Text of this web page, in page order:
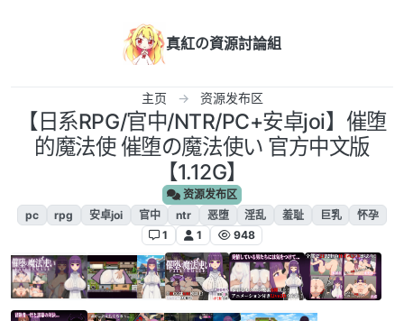
真紅の資源討論組
主页 资源发布区
【日系RPG/官中/NTR/PC+安卓joi】催堕
的魔法使 催堕の魔法使い 官方中文版
【1.12G】
资源发布区
pc
rpg 安卓joi 官中 ntr 恶堕 淫乱 羞耻 巨乳
怀孕
1
1 948